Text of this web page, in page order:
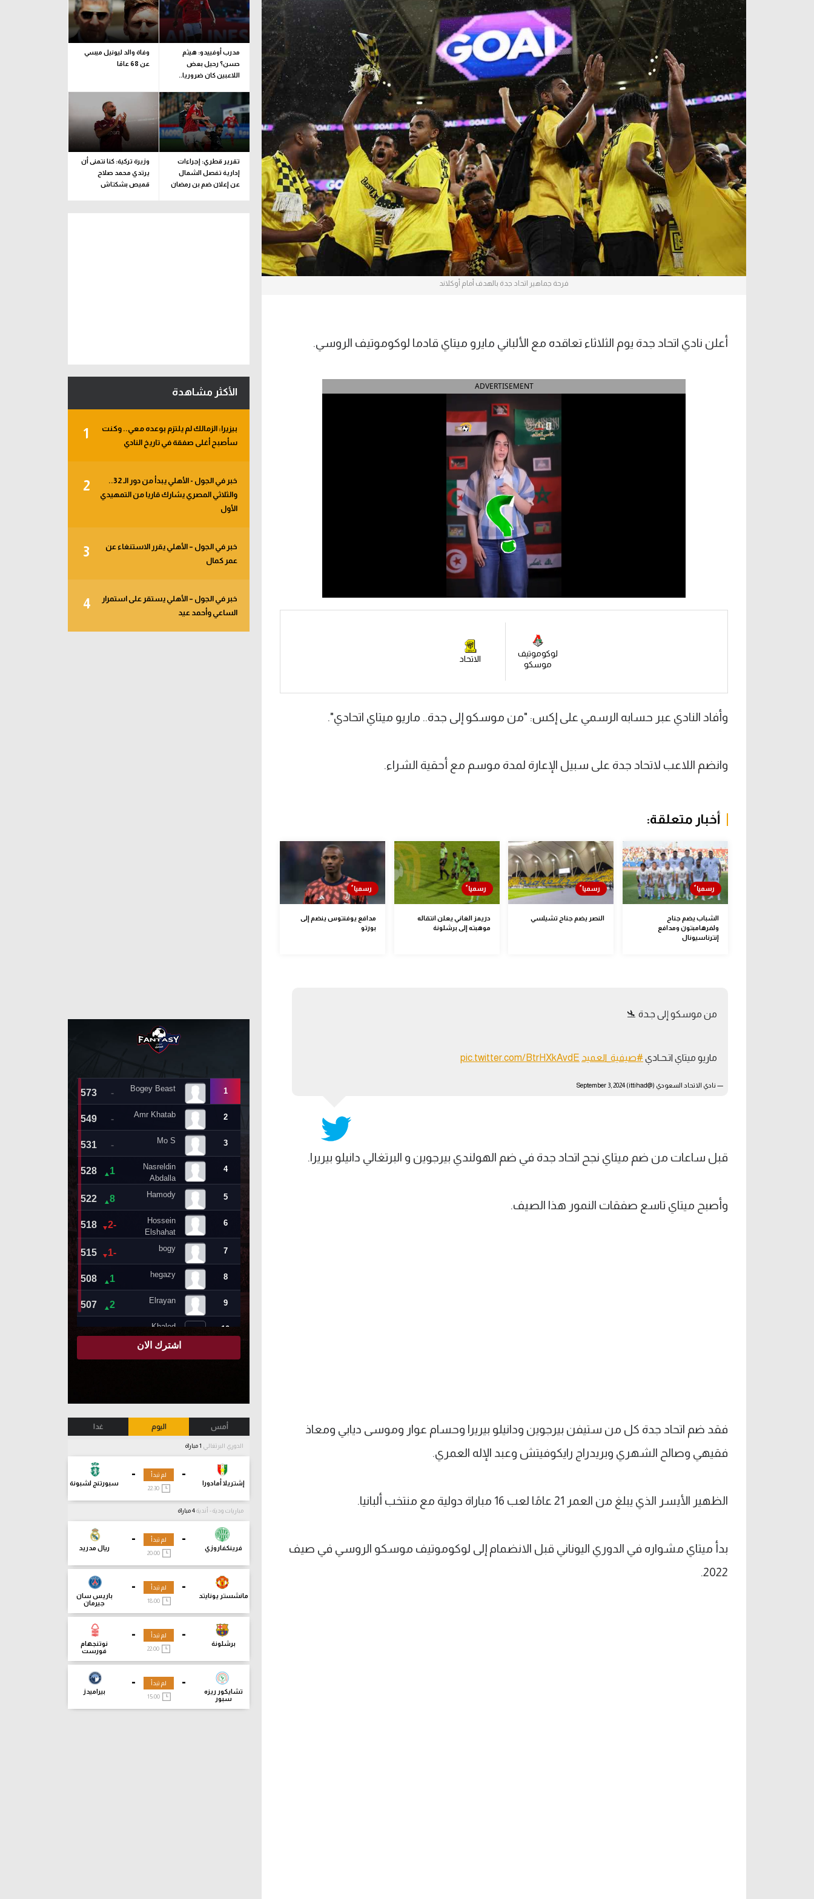
آراء حرة
ركن الألعاب
الدوري السعودي للمحترفين
دوري أبطال أوروبا
دوري أبطال إفريقيا
كل البطولات
دوري أبطال أوروبا
القسم الثاني
رياضات أخرى
آسيا
أمريكا
ركن الألعاب
فرحة جماهير اتحاد جدة بالهدف أمام أوكلاند
أعلن نادي اتحاد جدة يوم الثلاثاء تعاقده مع الألباني مايرو ميتاي قادما لوكوموتيف الروسي.
ADVERTISEMENT
لوكوموتيف
موسكو
الاتحاد
وأفاد النادي عبر حسابه الرسمي على إكس: "من موسكو إلى جدة.. ماريو ميتاي اتحادي".
وانضم اللاعب لاتحاد جدة على سبيل الإعارة لمدة موسم مع أحقية الشراء.
أخبار متعلقة:
الشباب يضم جناح
ولفرهامبتون ومدافع
إنترناسيونال
النصر يضم جناح تشيلسي
دريمز الغاني يعلن انتقاله
موهبته إلى برشلونة
مدافع يوفنتوس ينضم إلى
بورتو
من موسكو إلى جـدة 🛬
ماريو ميتاي اتـحـادي #صيفية_العميد pic.twitter.com/BtrHXkAvdE
— نادي الاتحاد السعودي (@ittihad) September 3, 2024
قبل ساعات من ضم ميتاي نجح اتحاد جدة في ضم الهولندي بيرجوين و البرتغالي دانيلو بيريرا.
وأصبح ميتاي تاسع صفقات النمور هذا الصيف.
فقد ضم اتحاد جدة كل من ستيفن بيرجوين ودانيلو بيريرا وحسام عوار وموسى ديابي ومعاذ
فقيهي وصالح الشهري وبريدراج رايكوفيتش وعبد الإله العمري.
الظهير الأيسر الذي يبلغ من العمر 21 عامًا لعب 16 مباراة دولية مع منتخب ألبانيا.
بدأ ميتاي مشواره في الدوري اليوناني قبل الانضمام إلى لوكوموتيف موسكو الروسي في صيف
2022.
مدرب أوفييدو: هيثم
حسن؟ رحيل بعض
اللاعبين كان ضروريا..
وفاة والد ليونيل ميسي
عن 68 عامًا
تقرير قطري: إجراءات
إدارية تفصل الشمال
عن إعلان ضم بن رمضان
وزيرة تركية: كنا نتمنى أن
يرتدي محمد صلاح
قميص بشكتاش
الأكثر مشاهدة
1
بيزيرا: الزمالك لم يلتزم بوعده معي.. وكنت
سأصبح أغلى صفقة في تاريخ النادي
2
خبر في الجول - الأهلي يبدأ من دور الـ 32..
والثلاثي المصري يشارك قاريا من التمهيدي
الأول
3
خبر في الجول – الأهلي يقرر الاستنغاء عن
عمر كمال
4
خبر في الجول – الأهلي يستقر على استمرار
الساعي وأحمد عيد
أمس اليوم غدا
الدوري البرتغالي
-
إشتريلا أمادورا
-
سبورتنج لشبونة
لم تبدأ
22:30
مباريات ودية - أندية
-
فرينكفاروزي
-
ريال مدريد
لم تبدأ
20:00
-
مانشستر يونايتد
-
باريس سان
جيرمان
لم تبدأ
18:00
-
برشلونة
-
نوتنجهام
فورست
لم تبدأ
-
تشايكور ريزه
سبور
-
بيراميدز
لم تبدأ
15:00